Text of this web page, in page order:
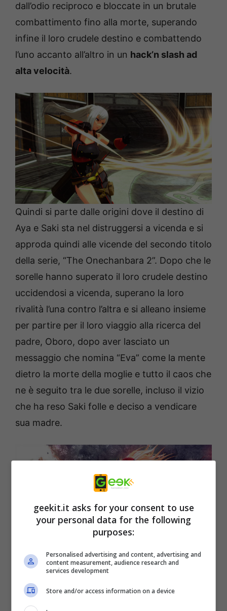
dall’odio reciproco e bloccate in un brutale
combattimento fino alla morte, superando
infine il loro crudele destino e combattendo
l’uno accanto all’altro in un hack’n slash ad
alta velocità.
Quindi si parte dalle origini dove il destino di
Aya e Saki sta nel distruggersi a vicenda e si
approda quindi alle vicende del secondo titolo
della serie, “The Onechanbara 2”. Dopo che le
sorelle hanno superato il loro crudele destino
uccidendosi a vicenda, superano la loro
rivalità l’una contro l’altra e si alleano insieme
per partire per il loro viaggio alla ricerca del
padre, Oboro, dopo aver lasciato un
messaggio che nomina “Eva” come la mente
dietro la morte della moglie e tutto il caos che
ne è seguito tra le due sorelle, incluso il vizio
che ha reso Saki folle e deciso a vendicare
sua madre.
In un misto di forme (femminili) e combo,
nemici da smembrarecon tanto di
geekit.it asks for your consent to use
your personal data for the following
purposes:
Personalised advertising and content, advertising and
content measurement, audience research and
services development
Store and/or access information on a device